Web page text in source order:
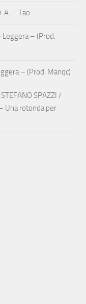
A. – Tao
Leggera – (Prod.
– (Prod. Manqc)
STEFANO SPAZZI /
Una rotonda per